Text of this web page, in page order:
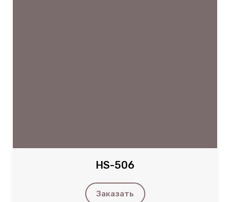
HS-506
Заказать